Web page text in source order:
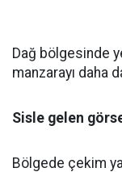
Dağ bölgesinde
manzarayı daha
Sisle gelen
Bölgede çekim